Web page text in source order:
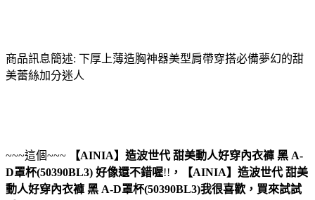
商品訊息簡述: 下厚上薄造胸神器美型肩帶穿搭必備夢幻的甜
美蕾絲加分迷人
~~~這個~~~
【AINIA】造波世代 甜美動人好穿內衣褲 黑 A-
D罩杯(50390BL3) 好像還不錯喔!! ，
【AINIA】造波世代 甜美
動人好穿內衣褲 黑 A-D罩杯(50390BL3)我很喜歡，買來試試